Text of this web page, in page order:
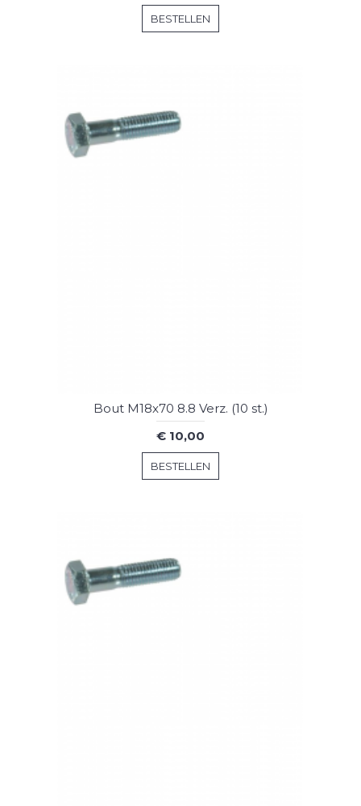
BESTELLEN
Bout M18x70 8.8 Verz. (10 st.)
€ 10,00
BESTELLEN